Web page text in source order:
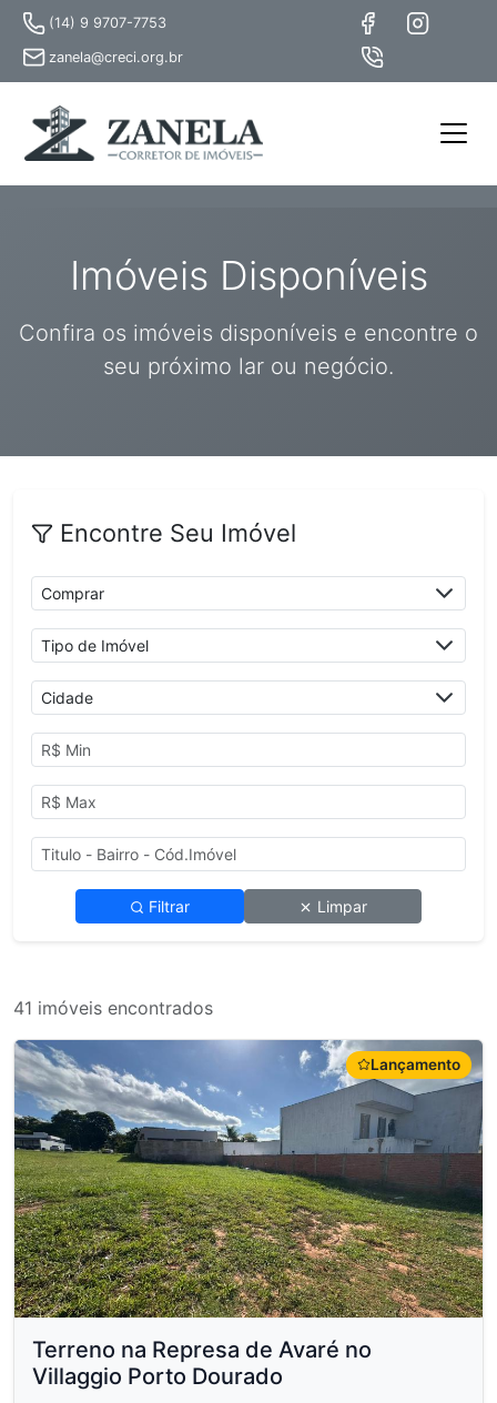
(14) 9 9707-7753
zanela@creci.org.br
Imóveis Disponíveis
Confira os imóveis disponíveis e encontre o
seu próximo lar ou negócio.
Encontre Seu Imóvel
Filtrar Limpar
41 imóveis encontrados
Lançamento
Terreno na Represa de Avaré no
Villaggio Porto Dourado